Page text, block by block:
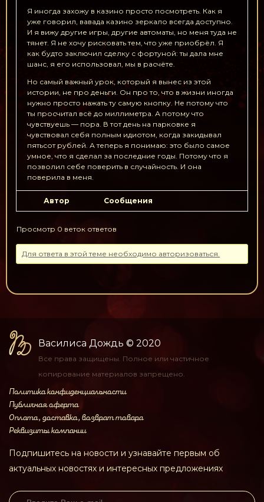
Я иногда захожу в казино просто посмотреть. Как я
уже говорил, вавада казино зеркало всегда доступно.
И я вижу другие игры, другие автоматы, но меня туда не
тянет. Я не хочу рисковать тем, что уже приобрёл. Я
как будто заключил сделку с фортуной: ты дала мне
шанс, я его использовал, мы в расчёте.
Но самый важный урок, который я вынес из этой
истории, не про деньги. Он про то, что в жизни иногда
нужно просто нажать ту самую кнопку. Не потому что
ты просчитал всё до миллиметра. А потому что
чувствуешь — пора. В тот день на парковке я
чувствовал себя полным идиотом, когда закидывал
пятьсот рублей. А теперь я понимаю: это было самое
умное, что я сделал за последние годы. Потому что я
позволил себе поверить в случайность. И она
поверила в меня.
Автор Сообщения
Просмотр 0 веток ответов
Для ответа в этой теме необходимо авторизоваться.
Василиса Дождь © 2020
Все права защищены. Полное или частичное
копирование материалов запрещено.
Политика конфиденциальности
Публичная оферта
Оплата, доставка, возврат товара
Реквизиты компании
Подпишитесь на новости и узнавайте первым об
актуальных новостях и интересных предложениях